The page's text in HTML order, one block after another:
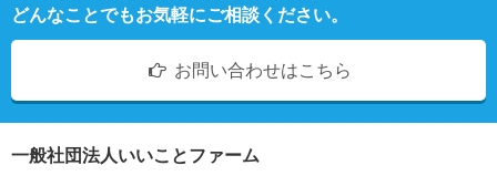
どんなことでもお気軽にご相談ください。
お問い合わせはこちら
一般社団法人いいことファーム